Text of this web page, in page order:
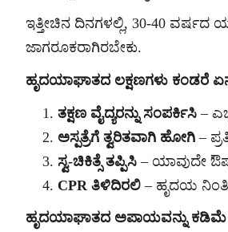
ಇತ್ತೀಚಿನ ದಿನಗಳಲ್ಲಿ, 30-40 ವರ್ಷದ
ಜಾಗರೂಕರಾಗಿರಬೇಕು.
ಹೃದಯಾಘಾತದ ಲಕ್ಷಣಗಳು ಕಂಡರೆ
ತಕ್ಷಣ ವೈದ್ಯರನ್ನು ಸಂಪರ್ಕಿಸಿ –
ಅಸ್ಪತ್ರೆಗೆ ತ್ವರಿತವಾಗಿ ಹೋಗಿ –
ಸ್ವ-ಚಿಕಿತ್ಸೆ ತಪ್ಪಿಸಿ – ಯಾವುದೇ
CPR ತಿಳಿದಿರಲಿ – ಹೃದಯ
ಹೃದಯಾಘಾತದ ಅಪಾಯವನ್ನು ಕಡಿಮೆ